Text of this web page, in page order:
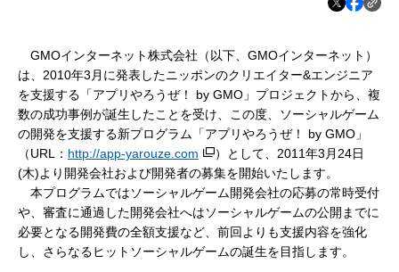
GMOインターネット株式会社（以下、GMOインターネット）
は、2010年3月に発表したニッポンのクリエイター&エンジニア
を支援する「アプリやろうぜ！ by GMO」プロジェクトから、複
数の成功事例が誕生したことを受け、この度、ソーシャルゲーム
の開発を支援する新プログラム「アプリやろうぜ！ by GMO」
（URL： http://app-yarouze.com ）
として、2011年3月24日
(木)より開発会社および開発者の募集を開始いたします。
本プログラムではソーシャルゲーム開発会社の応募の常時受付
や、審査に通過した開発会社へはソーシャルゲームの公開までに
必要となる開発費の全額支援など、前回よりも支援内容を強化
し、さらなるヒットソーシャルゲームの誕生を目指します。